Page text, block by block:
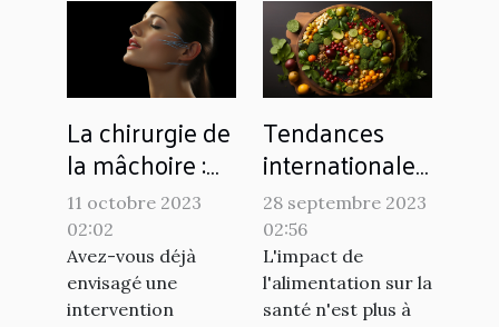
La chirurgie de
la mâchoire :
une alternative
au
renforcement
naturel ?
11 octobre 2023
02:02
Avez-vous déjà
envisagé une
intervention
Tendances
internationales
: comment
différents pays
utilisent
l'alimentation
28 septembre 2023
02:56
L'impact de
l'alimentation sur la
santé n'est plus à